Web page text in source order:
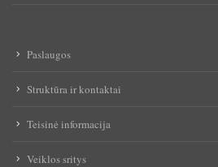
Paslaugos
Struktūra ir kontaktai
Teisinė informacija
Veiklos sritys